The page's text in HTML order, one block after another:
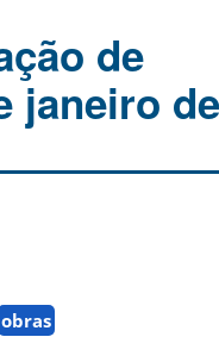
de
janeiro
obras